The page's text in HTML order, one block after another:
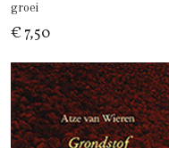
groei
€ 7,50